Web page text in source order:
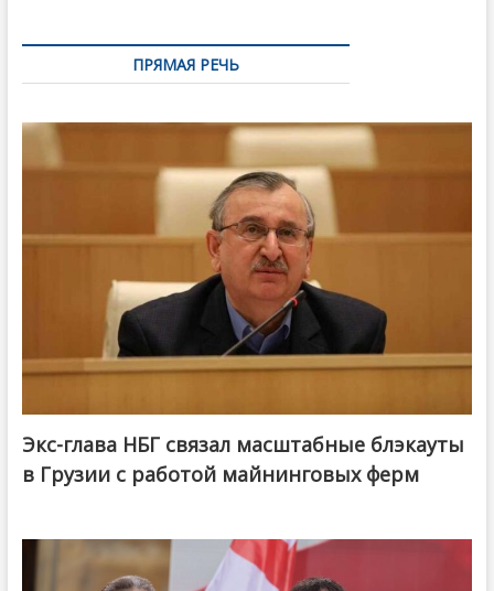
ПРЯМАЯ РЕЧЬ
Экс-глава НБГ связал масштабные блэкауты
в Грузии с работой майнинговых ферм